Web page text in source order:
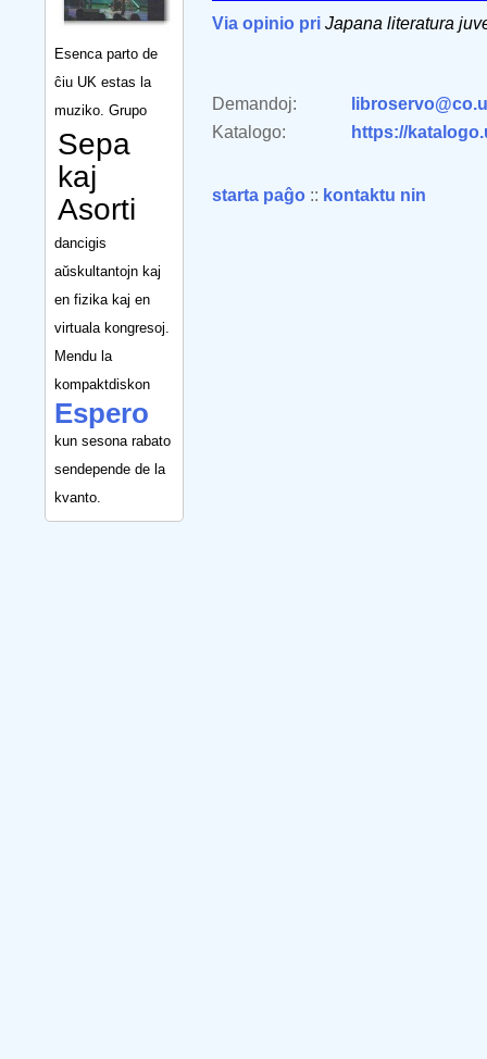
Esenca parto de
ĉiu UK estas la
muziko. Grupo
Sepa
kaj
Asorti
dancigis
aŭskultantojn kaj
en fizika kaj en
virtuala kongresoj.
Mendu la
kompaktdiskon
Espero
kun sesona rabato
sendepende de la
kvanto.
Via opinio pri Japana literatura
Demandoj:
Katalogo:
https://
starta paĝo :: kontaktu nin